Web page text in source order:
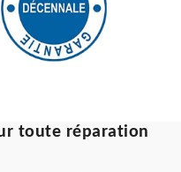
toute réparation